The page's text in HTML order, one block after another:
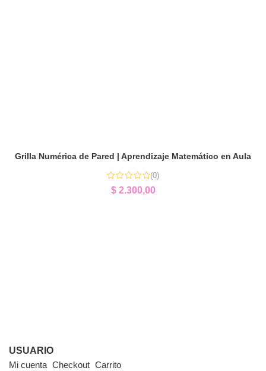
Grilla Numérica de Pared | Aprendizaje Matemático en Aula
(0)
$2.300,00
USUARIO
Mi cuenta Checkout Carrito